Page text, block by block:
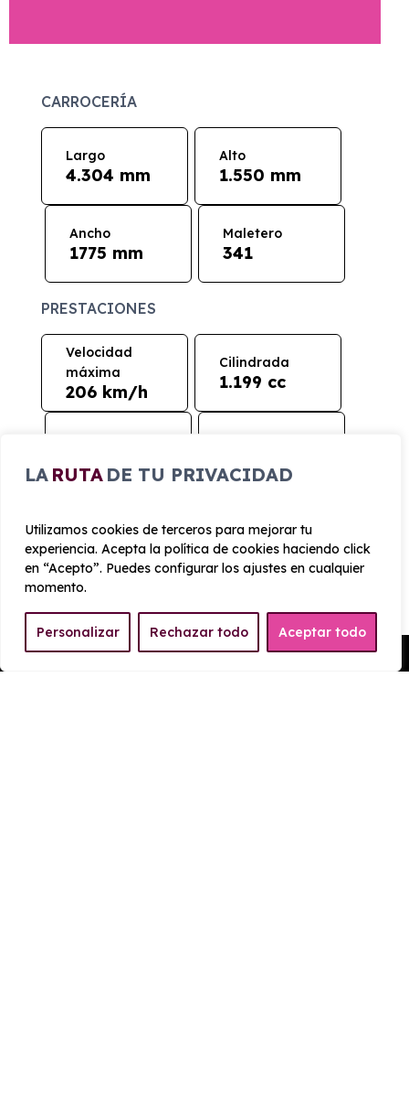
LA RUTA DE TU PRIVACIDAD
Utilizamos cookies de terceros para mejorar tu
experiencia. Acepta la política de cookies haciendo click
en “Acepto”. Puedes configurar los ajustes en cualquier
momento.
Personalizar Rechazar todo Aceptar todo
CARROCERÍA
Largo
4.304 mm
Alto
1.550 mm
Ancho
1775 mm
Maletero
341
PRESTACIONES
Velocidad
máxima
206 km/h
Cilindrada
1.199 cc
Emisiones
111 g/km
Pedir Presupuesto